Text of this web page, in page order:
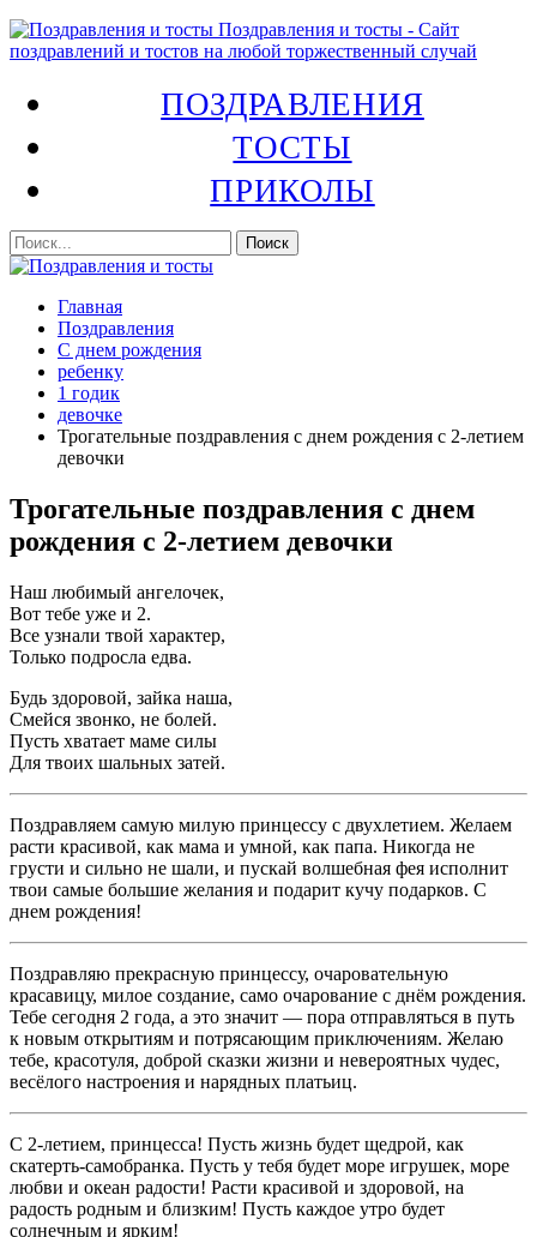
Поздравления и тосты - Сайт
поздравлений и тостов на любой торжественный случай
ПОЗДРАВЛЕНИЯ
ТОСТЫ
ПРИКОЛЫ
Главная
Поздравления
С днем рождения
ребенку
1 годик
девочке
Трогательные поздравления с днем рождения с 2-летием
девочки
Трогательные поздравления с днем
рождения с 2-летием девочки
Наш любимый ангелочек,
Вот тебе уже и 2.
Все узнали твой характер,
Только подросла едва.
Будь здоровой, зайка наша,
Смейся звонко, не болей.
Пусть хватает маме силы
Для твоих шальных затей.
Поздравляем самую милую принцессу с двухлетием. Желаем
расти красивой, как мама и умной, как папа. Никогда не
грусти и сильно не шали, и пускай волшебная фея исполнит
твои самые большие желания и подарит кучу подарков. С
днем рождения!
Поздравляю прекрасную принцессу, очаровательную
красавицу, милое создание, само очарование с днём рождения.
Тебе сегодня 2 года, а это значит — пора отправляться в путь
к новым открытиям и потрясающим приключениям. Желаю
тебе, красотуля, доброй сказки жизни и невероятных чудес,
весёлого настроения и нарядных платьиц.
С 2-летием, принцесса! Пусть жизнь будет щедрой, как
скатерть-самобранка. Пусть у тебя будет море игрушек, море
любви и океан радости! Расти красивой и здоровой, на
радость родным и близким! Пусть каждое утро будет
солнечным и ярким!